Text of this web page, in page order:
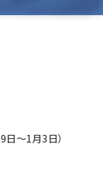
～1月3日）